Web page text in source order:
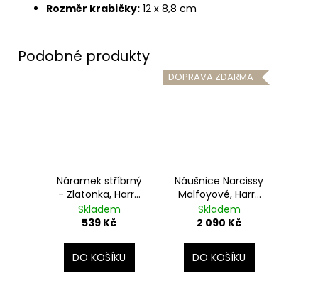
Rozměr krabičky: 12 x 8,8 cm
Náramek stříbrný
- Zlatonka, Harry
Potter
Skladem
539 Kč
DO KOŠÍKU
DOPRAVA ZDARMA
Náušnice Narcissy
Malfoyové, Harry
Potter
Skladem
2 090 Kč
DO KOŠÍKU